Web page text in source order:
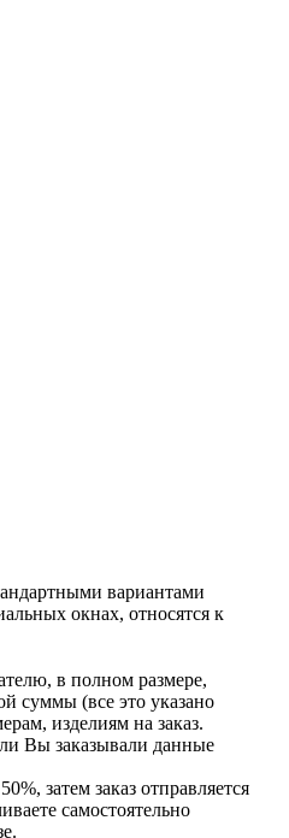
вариантами
окнах, относятся к
в полном размере,
суммы (все это указано
изделиям на заказ.
Вы заказывали данные
затем заказ отправляется
самостоятельно